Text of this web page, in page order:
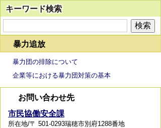
キーワード検索
暴力追放
暴力団の排除について
企業等における暴力団対策の基本
お問い合わせ先
市民協働安全課
所在地/〒 501-0293瑞穂市別府1288番地